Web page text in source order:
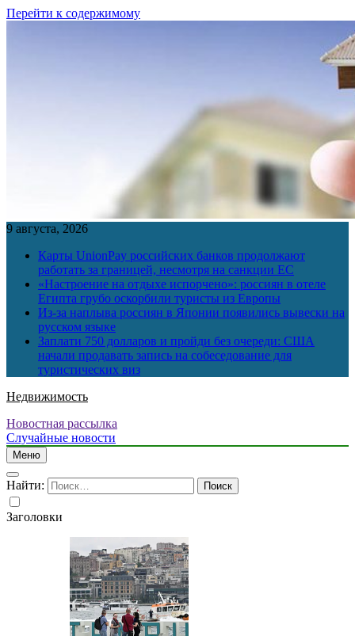
Перейти к содержимому
9 августа, 2026
Карты UnionPay российских банков продолжают
работать за границей, несмотря на санкции ЕС
«Настроение на отдыхе испорчено»: россиян в отеле
Египта грубо оскорбили туристы из Европы
Из-за наплыва россиян в Японии появились вывески на
русском языке
Заплати 750 долларов и пройди без очереди: США
начали продавать запись на собеседование для
туристических виз
Недвижимость
Новостная рассылка
Случайные новости
Меню
Найти:
Заголовки